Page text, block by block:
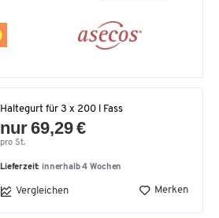
Haltegurt für 3 x 200 l Fass
nur 69,29 €
pro St.
Lieferzeit: innerhalb 4 Wochen
Vergleichen Merken